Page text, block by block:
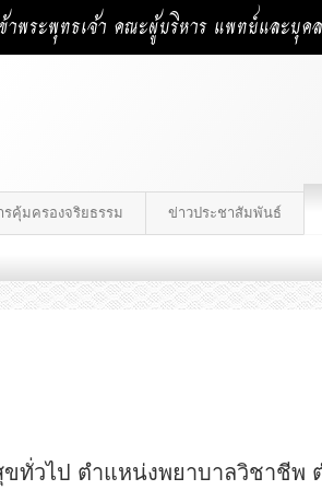
ระพุทธเจ้า คณะผู้บริหาร แพทย์และบุค
รคุ้มครองจริยธรรม ข่าวประชาสัมพันธ์
ทั่วไป ตำแหน่งพยาบาลวิชาชีพ